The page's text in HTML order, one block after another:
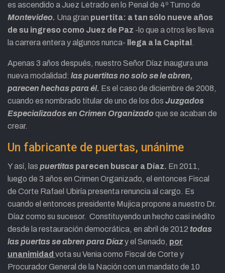
es ascendido a Juez Letrado en lo Penal de 4º Turno de
Montevideo. Una gran puertita: a tan sólo nueve años
de su ingreso como Juez de Paz -lo que a otros les lleva
la carrera entera y algunos nunca-
llega a la Capital .
Apenas 3 años después, nuestro Señor Díaz inaugura una
nueva modalidad: las puertitas no solo se le abren,
parecen hechas para él. Es el caso de diciembre de 2008,
cuando es nombrado titular de uno de los dos Juzgados
Especializados en Crimen Organizadoque se acaban de
crear.
Un fabricante de puertas, unánime
Y así, las puertitas parecen buscar a Díaz. En 2011,
luego de 3 años en Crimen Organizado, el entonces Fiscal
de Corte Rafael Ubiría presenta renuncia al cargo. Es
cuando el entonces presidente Mujica propone a nuestro Dr.
Díaz como su sucesor. Constituyendo un hecho casi inédito
desde la restauración democrática, en abril de 2012 todas
las puertas se abren para Díazy el Senado, por
unanimidad vota su Venia como Fiscal de Corte y
Procurador General de la Nación con un mandato de 10